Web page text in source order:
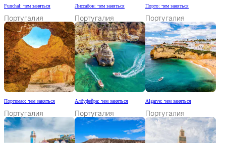
Funchal: чем заняться
Португалия
Лиссабон: чем заняться
Португалия
Порто: чем заняться
Португалия
Портимао: чем заняться
Португалия
Албуфейра: чем заняться
Португалия
Algarve: чем заняться
Португалия